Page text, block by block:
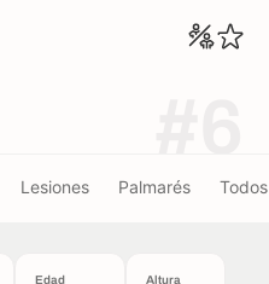
Lesiones Palmarés
Edad Altura